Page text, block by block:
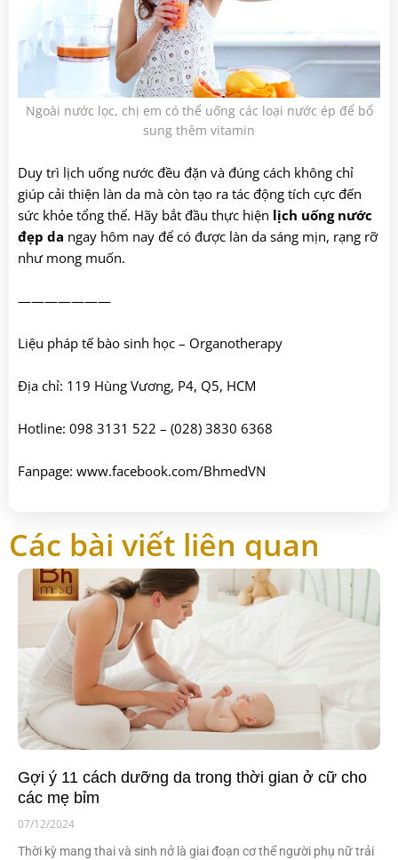
Ngoài nước lọc, chị em có thể uống các loại nước ép để bổ
sung thêm vitamin
Duy trì lịch uống nước đều đặn và đúng cách không chỉ
giúp cải thiện làn da mà còn tạo ra tác động tích cực đến
sức khỏe tổng thể. Hãy bắt đầu thực hiện lịch uống nước
đẹp da ngay hôm nay để có được làn da sáng mịn, rạng rỡ
như mong muốn.
———————
Liệu pháp tế bào sinh học – Organotherapy
Địa chỉ: 119 Hùng Vương, P4, Q5, HCM
Hotline: 098 3131 522 – (028) 3830 6368
Fanpage: www.facebook.com/BhmedVN
Các bài viết liên quan
Gợi ý 11 cách dưỡng da trong thời gian ở cữ cho
các mẹ bỉm
07/12/2024
Thời kỳ mang thai và sinh nở là giai đoạn cơ thể người phụ nữ trải